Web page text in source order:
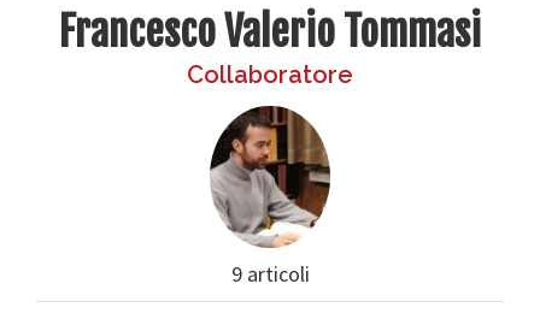
Francesco Valerio Tommasi
Collaboratore
9 articoli